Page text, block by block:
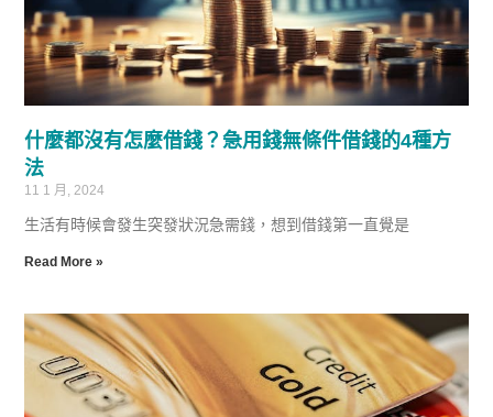
什麼都沒有怎麼借錢？急用錢無條件借錢的4種方
法
11 1 月, 2024
生活有時候會發生突發狀況急需錢，想到借錢第一直覺是
Read More »